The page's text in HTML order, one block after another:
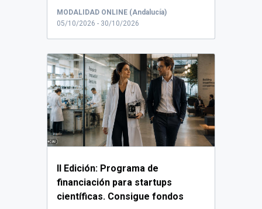
del program...
MODALIDAD ONLINE (Andalucía)
05/10/2026 - 30/10/2026
II Edición: Programa de
financiación para startups
científicas. Consigue fondos